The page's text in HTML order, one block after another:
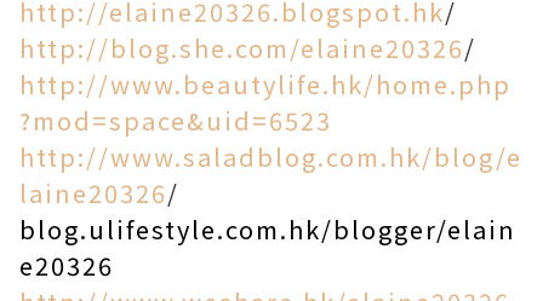
http://elaine20326.blogspot.hk/
http://blog.she.com/elaine20326/
http://www.beautylife.hk/home.php
?mod=space&uid=6523
http://www.saladblog.com.hk/blog/e
laine20326/
blog.ulifestyle.com.hk/blogger/elain
e20326